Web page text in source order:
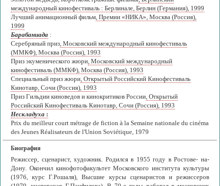
международный кинофестиваль : Берлинале, Берлин (Германия), 1999
Лучший анимационный фильм , Премии «НИКА», Москва (Россия),
1999
Барабаниада :
Серебряный приз , Московский международный кинофестиваль
(ММКФ), Москва (Россия), 1993
Приз экуменического жюри , Московский международный
кинофестиваль (ММКФ), Москва (Россия), 1993
Специальный приз жюри , Открытый Российский Кинофестиваль
Кинотавр, Сочи (Россия), 1993
Приз Гильдии киноведов и кинокритиков России , Открытый
Российский Кинофестиваль Кинотавр, Сочи (Россия), 1993
Нескладуха :
Prix du meilleur court métrage de fiction à la Semaine nationale du cinéma
des Jeunes Réalisateurs de l'Union Soviétique, 1979
Биография
Режиссер, сценарист, художник. Родился в 1955 году в Ростове- на-
Дону. Окончил кинофотофакультет Московского института культуры
(1976, курс Г.Рошаля), Высшие курсы сценаристов и режиссеров